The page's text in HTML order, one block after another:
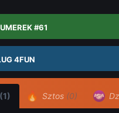
#61
4FUN
(1) Sztos (0)